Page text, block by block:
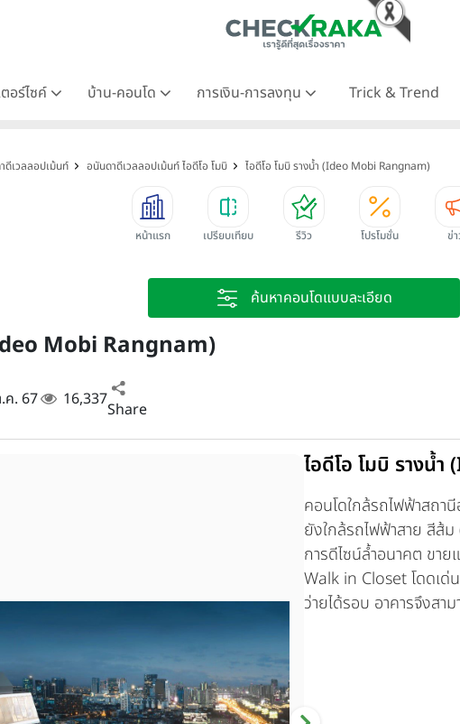
อร์ไซค์ บ้าน-คอนโด การเงิน-การลงทุน Trick & Trend
ดีเวลลอปเม้นท์ อนันดาดีเวลลอปเม้นท์ ไอดีโอ โมบิ ไอดีโอ โมบิ รางน้ำ (Ideo Mobi Rangnam)
หน้าแรก เปรียบเทียบ รีวิว โปรโมชั่น ข่
ค้นหาคอนโดแบบละเอียด
Mobi Rangnam)
ค. 67 16,337Share
ไอดีโอ โมบิ รางน้
คอนโดใกล้รถไฟฟ้าสถา
ยังใกล้รถไฟฟ้าสาย สีส้
การดีไซน์ล้ำอนาคต ข
Walk in Closet โดดเ
ว่ายได้รอบ อาคารจึงสา